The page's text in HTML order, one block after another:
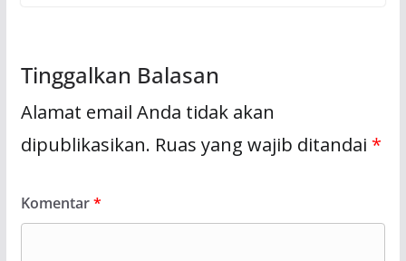
Tinggalkan Balasan
Alamat email Anda tidak akan
dipublikasikan. Ruas yang wajib ditandai *
Komentar*